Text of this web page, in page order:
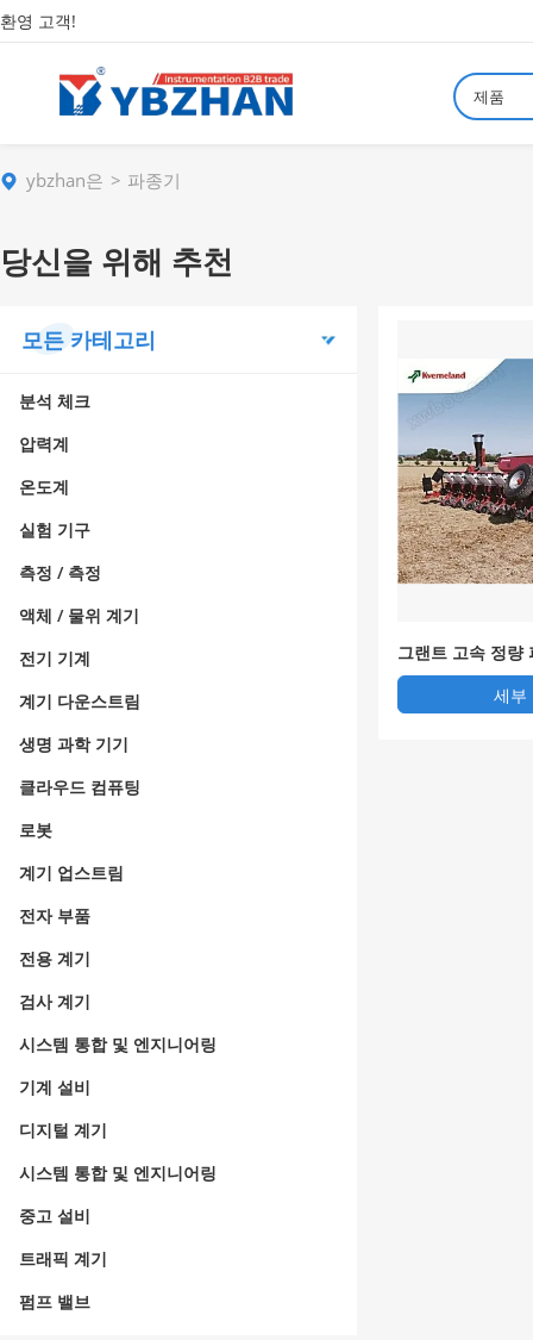
환영 고객!
제품
ybzhan은 파종기
당신을 위해 추천
모든 카테고리
분석 체크
압력계
온도계
실험 기구
측정 / 측정
액체 / 물위 계기
전기 기계
계기 다운스트림
생명 과학 기기
클라우드 컴퓨팅
로봇
계기 업스트림
전자 부품
전용 계기
검사 계기
시스템 통합 및 엔지니어링
기계 설비
디지털 계기
시스템 통합 및 엔지니어링
중고 설비
트래픽 계기
펌프 밸브
그랜트 고속 정량
세부